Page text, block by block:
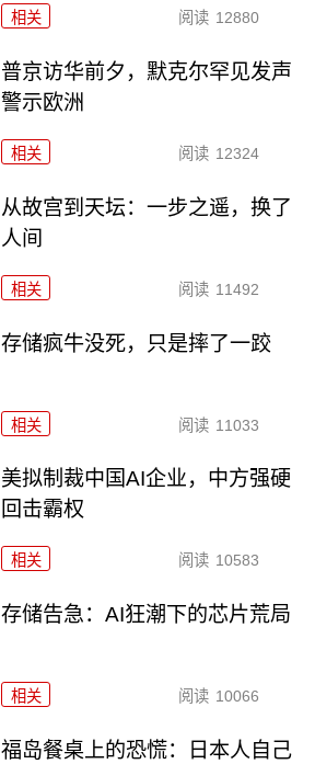
相关 阅读 12880
普京访华前夕，默克尔罕见发声
警示欧洲
相关 阅读 12324
从故宫到天坛：一步之遥，换了
人间
相关 阅读 11492
存储疯牛没死，只是摔了一跤
相关 阅读 11033
美拟制裁中国AI企业，中方强硬
回击霸权
相关 阅读 10583
存储告急：AI狂潮下的芯片荒局
相关 阅读 10066
福岛餐桌上的恐慌：日本人自己